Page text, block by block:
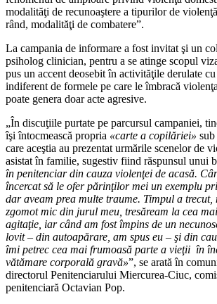
modalităţi de recunoaştere a tipurilor de
rând, modalităţi de combatere”.
La campania de informare a fost invitat şi un
psiholog clinician, pentru a se atinge scopul
pus un accent deosebit în activităţile derulate
indiferent de formele pe care le îmbracă
poate genera doar acte agresive.
„În discuţiile purtate pe parcursul campaniei,
îşi întocmească propria «carte a copilăriei»
care aceştia au prezentat urmările scenelor de
asistat în familie, sugestiv fiind răspunsul unui
în penitenciar din cauza violenţei de acasă.
încercat să le ofer părinţilor mei un exemplu
dar aveam prea multe traume. Timpul a trecut,
zgomot mic din jurul meu, tresăream la cea
agitaţie, iar când am fost împins de un
lovit – din autoapărare, am spus eu – şi din
îmi petrec cea mai frumoasă parte a vieţii în
vătămare corporală gravă»”, se arată în
directorul Penitenciarului Miercurea-Ciuc,
penitenciară Octavian Pop.